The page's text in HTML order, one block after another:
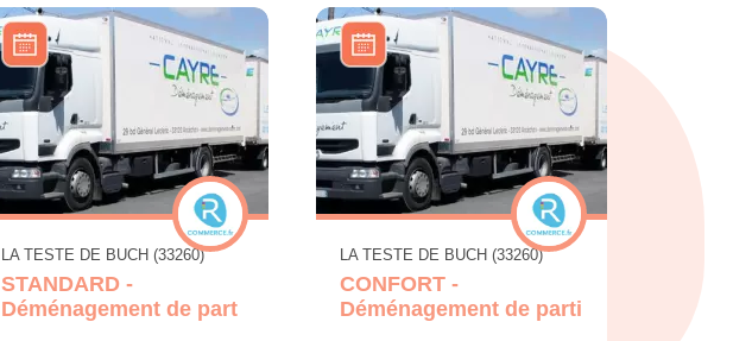
LA TESTE DE BUCH (33260)
STANDARD -
Déménagement de part
LA TESTE DE BUCH (33260)
CONFORT -
Déménagement de parti